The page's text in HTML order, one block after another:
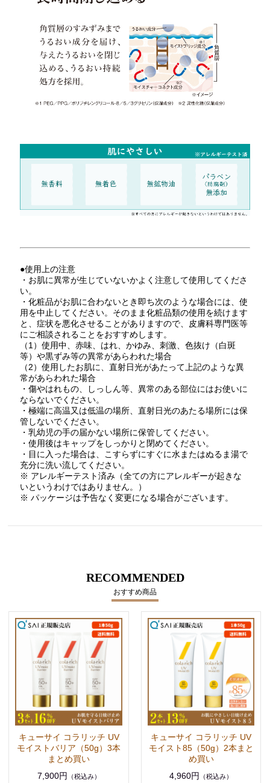
●使用上の注意
・お肌に異常が生じていないかよく注意して使用してくださ
い。
・化粧品がお肌に合わないとき即ち次のような場合には、使
用を中止してください。そのまま化粧品類の使用を続けます
と、症状を悪化させることがありますので、皮膚科専門医等
にご相談されることをおすすめします。
（1）使用中、赤味、はれ、かゆみ、刺激、色抜け（白斑
等）や黒ずみ等の異常があらわれた場合
（2）使用したお肌に、直射日光があたって上記のような異
常があらわれた場合
・傷やはれもの、しっしん等、異常のある部位にはお使いに
ならないでください。
・極端に高温又は低温の場所、直射日光のあたる場所には保
管しないでください。
・乳幼児の手の届かない場所に保管してください。
・使用後はキャップをしっかりと閉めてください。
・目に入った場合は、こすらずにすぐに水またはぬるま湯で
充分に洗い流してください。
※ アレルギーテスト済み（全ての方にアレルギーが起きな
いというわけではありません。）
※ パッケージは予告なく変更になる場合がございます。
RECOMMENDED
おすすめ商品
キューサイ コラリッチ UV
モイストバリア（50g）3本
まとめ買い
7,900円 （税込み）
キューサイ コラリッチ UV
モイスト85（50g）2本まと
め買い
4,960円 （税込み）